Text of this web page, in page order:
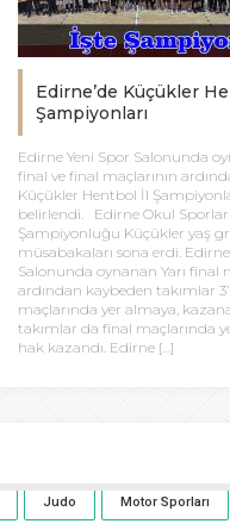
Edirne’de Küçükler
Şampiyonları
Edirne Yeni Spor Salonunda
final ve final maçlarının
Küçükler Hentbol İl
belirlendi. Edirne Okul
Şampiyonluğu Küçükler yaş
müsabakaları sona erdi.
Salonunda oynanan Yarı final
ardından kaybeden takımlar
maçlarında yer almaya,
takımlar da final maçlarında
hak kazandı. Edirne […]
Judo Motor Sporları